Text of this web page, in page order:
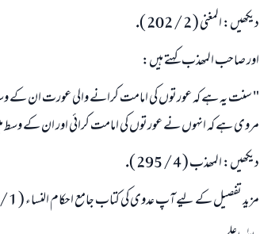
ديكھيں: المغنى ( 2 / 202 ).
اور صاحب المھذب كہتے ہيں:
" سنت يہ ہے كہ عورتوں كى امامت كرانے والى عورت ان كے وسط
مروى ہے كہ انہوں نے عورتوں كى امامت كرائى اور ان كے وسط
ديكھيں: المھذب ( 4 / 295 ).
مزيد تفصيل كے ليے آپ عدوى كى كتاب جامع احكام النساء ( 1 / 351 ) كا مطالعہ كريں.
ابھی